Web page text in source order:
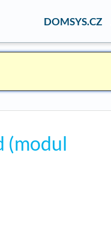
DOMSYS.CZ
(modul